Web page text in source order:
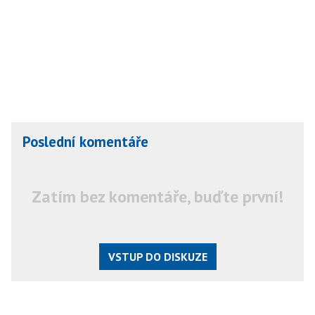
Poslední komentáře
Zatím bez komentáře, buďte první!
VSTUP DO DISKUZE